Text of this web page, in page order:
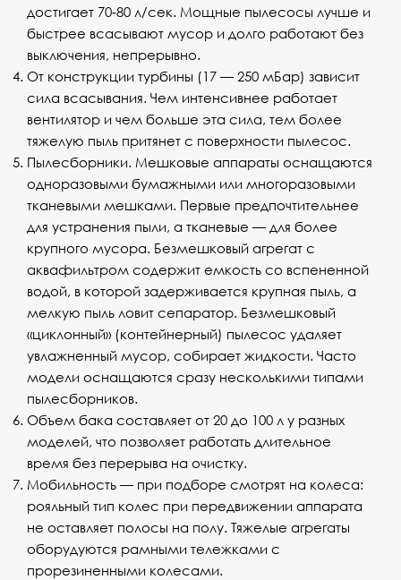
достигает 70-80 л/сек. Мощные пылесосы лучше и
быстрее всасывают мусор и долго работают без
выключения, непрерывно.
От конструкции турбины (17 — 250 мБар) зависит
сила всасывания. Чем интенсивнее работает
вентилятор и чем больше эта сила, тем более
тяжелую пыль притянет с поверхности пылесос.
Пылесборники. Мешковые аппараты оснащаются
одноразовыми бумажными или многоразовыми
тканевыми мешками. Первые предпочтительнее
для устранения пыли, а тканевые — для более
крупного мусора. Безмешковый агрегат с
аквафильтром содержит емкость со вспененной
водой, в которой задерживается крупная пыль, а
мелкую пыль ловит сепаратор. Безмешковый
«циклонный» (контейнерный) пылесос удаляет
увлажненный мусор, собирает жидкости. Часто
модели оснащаются сразу несколькими типами
пылесборников.
Объем бака составляет от 20 до 100 л у разных
моделей, что позволяет работать длительное
время без перерыва на очистку.
Мобильность — при подборе смотрят на колеса:
рояльный тип колес при передвижении аппарата
не оставляет полосы на полу. Тяжелые агрегаты
оборудуются рамными тележками с
прорезиненными колесами.